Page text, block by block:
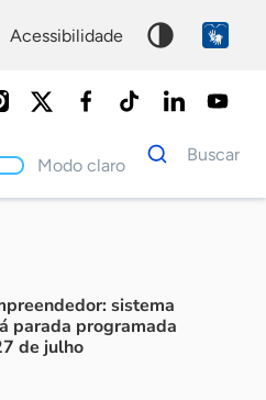
acessibilidade
Modo claro
Dados
para
Buscar
sistema
parada programada
de julho